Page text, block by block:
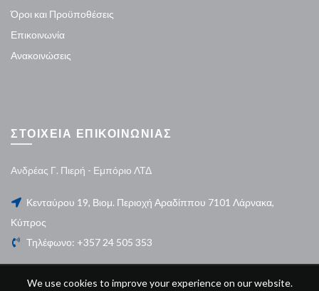
Όροι και Προϋποθέσεις
Επικοινωνία
Ανακοινώσεις
ΣΤΟΙΧΕΙΑ ΕΠΙΚΟΙΝΩΝΙΑΣ
Ανδρέας Γ. Πιερή - Εμπόριο ΛΤΔ
Κενταύρου 19, Βιομ. Περιοχή Αραδίππου 7101 Λάρνακα,
Κύπρος
Τηλέφωνο: +357 24 505 353
We use cookies to improve your experience on our website.